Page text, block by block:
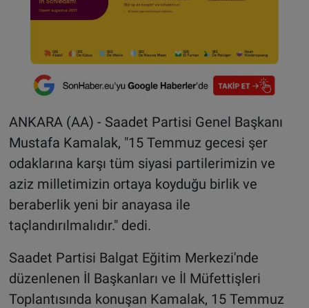
ANKARA (AA) - Saadet Partisi Genel Başkanı
Mustafa Kamalak, "15 Temmuz gecesi şer
odaklarına karşı tüm siyasi partilerimizin ve
aziz milletimizin ortaya koyduğu birlik ve
beraberlik yeni bir anayasa ile
taçlandırılmalıdır." dedi.
Saadet Partisi Balgat Eğitim Merkezi'nde
düzenlenen İl Başkanları ve İl Müfettişleri
Toplantısında konuşan Kamalak, 15 Temmuz